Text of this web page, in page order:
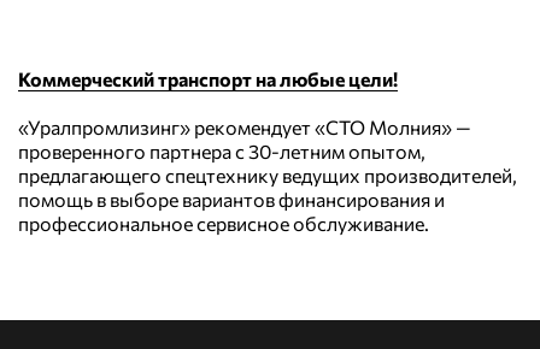
Коммерческий транспорт на любые цели!
«Уралпромлизинг» рекомендует «СТО Молния» —
проверенного партнера с 30-летним опытом,
предлагающего спецтехнику ведущих производителей,
помощь в выборе вариантов финансирования и
профессиональное сервисное обслуживание.